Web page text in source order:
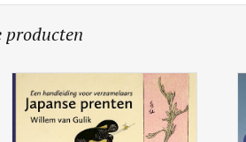
producten